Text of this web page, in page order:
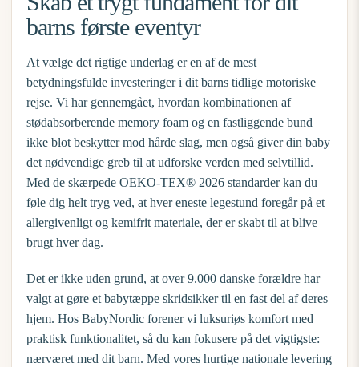
barns første eventyr
At vælge det rigtige underlag er en af de mest
betydningsfulde investeringer i dit barns tidlige motoriske
rejse. Vi har gennemgået, hvordan kombinationen af
stødabsorberende memory foam og en fastliggende bund
ikke blot beskytter mod hårde slag, men også giver din baby
det nødvendige greb til at udforske verden med selvtillid.
Med de skærpede OEKO-TEX® 2026 standarder kan du
føle dig helt tryg ved, at hver eneste legestund foregår på et
allergivenligt og kemifrit materiale, der er skabt til at blive
brugt hver dag.
Det er ikke uden grund, at over 9.000 danske forældre har
valgt at gøre et babytæppe skridsikkertil en fast del af deres
hjem. Hos BabyNordic forener vi luksuriøs komfort med
praktisk funktionalitet, så du kan fokusere på det vigtigste:
nærværet med dit barn. Med vores hurtige nationale levering